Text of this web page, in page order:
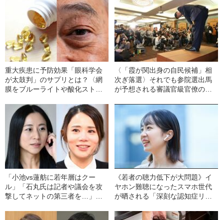
重大疾患に予防効果「眼科学会
が太鼓判」のサプリとは？〈網
膜をブルーライトや酸化ストレ
〈「霞が関出身の自民候補」相
次ぎ落選〉それでも参院選出馬
が予想される審議官級官僚の実
「小池vs蓮舫に若年層はクー
ル」「石丸氏は記者や議会を攻
撃してネットの第三者を…」三
知事選
《若者の聴力低下が大問題》イ
ヤホン難聴になったスマホ世代
が晒される「深刻な認知症リス